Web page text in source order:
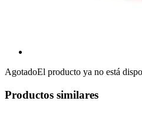
AgotadoEl producto ya no está
Productos similares